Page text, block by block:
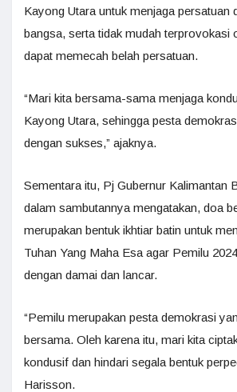
Kayong Utara untuk menjaga persatuan
bangsa, serta tidak mudah terprovokasi
dapat memecah belah persatuan.
“Mari kita bersama-sama menjaga
Kayong Utara, sehingga pesta
dengan sukses,” ajaknya.
Sementara itu, Pj Gubernur Kalimantan
dalam sambutannya mengatakan, doa
merupakan bentuk ikhtiar batin untuk
Tuhan Yang Maha Esa agar Pemilu
dengan damai dan lancar.
“Pemilu merupakan pesta demokrasi
bersama. Oleh karena itu, mari kita
kondusif dan hindari segala bentuk
Harisson.